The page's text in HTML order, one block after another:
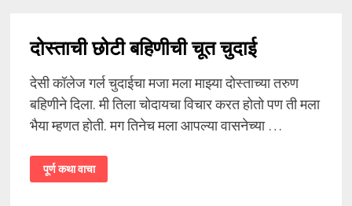
दोस्ताची छोटी बहिणीची चूत चुदाई
देसी कॉलेज गर्ल चुदाईचा मजा मला माझ्या दोस्ताच्या तरुण
बहिणीने दिला. मी तिला चोदायचा विचार करत होतो पण ती मला
भैया म्हणत होती. मग तिनेच मला आपल्या वासनेच्या …
दोस्ताची
छोटी
बहिणीची
पूर्ण कथा वाचा